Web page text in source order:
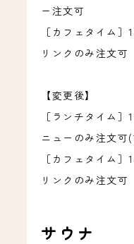
ー注文可
［カフェタイム
リンクのみ注文可
【変更後】
［ランチタイム
ニューのみ注文可
［カフェタイム
リンクのみ注文可
サウナ